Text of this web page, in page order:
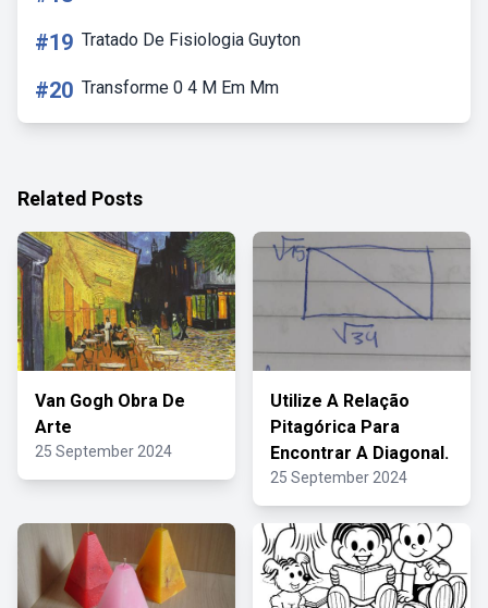
#19 Tratado De Fisiologia Guyton
#20 Transforme 0 4 M Em Mm
Related Posts
Van Gogh Obra De
Arte
25 September 2024
Utilize A Relação
Pitagórica Para
Encontrar A Diagonal.
25 September 2024